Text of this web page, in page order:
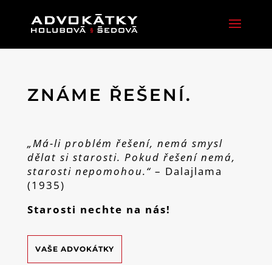
ZNÁME ŘEŠENÍ.
„Má-li problém řešení, nemá smysl
dělat si starosti. Pokud řešení nemá,
starosti nepomohou.“– Dalajlama
(1935)
Starosti nechte na nás!
VAŠE ADVOKÁTKY